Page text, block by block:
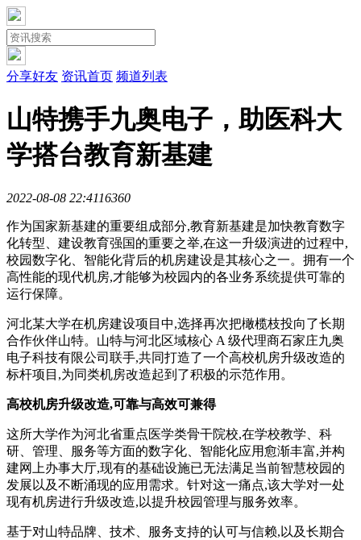
分享好友 资讯首页 频道列表
山特携手九奥电子，助医科大
学搭台教育新基建
2022-08-08 22:4116360
作为国家新基建的重要组成部分,教育新基建是加快教育数字
化转型、建设教育强国的重要之举,在这一升级演进的过程中,
校园数字化、智能化背后的机房建设是其核心之一。拥有一个
高性能的现代机房,才能够为校园内的各业务系统提供可靠的
运行保障。
河北某大学在机房建设项目中,选择再次把橄榄枝投向了长期
合作伙伴山特。山特与河北区域核心 A 级代理商石家庄九奥
电子科技有限公司联手,共同打造了一个高校机房升级改造的
标杆项目,为同类机房改造起到了积极的示范作用。
高校机房升级改造,可靠与高效可兼得
这所大学作为河北省重点医学类骨干院校,在学校教学、科
研、管理、服务等方面的数字化、智能化应用愈渐丰富,并构
建网上办事大厅,现有的基础设施已无法满足当前智慧校园的
发展以及不断涌现的应用需求。针对这一痛点,该大学对一处
现有机房进行升级改造,以提升校园管理与服务效率。
基于对山特品牌、技术、服务支持的认可与信赖,以及长期合